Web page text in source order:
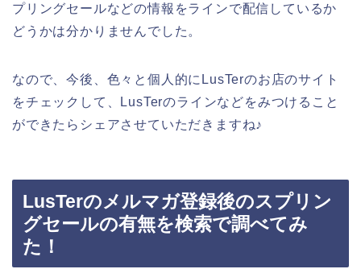
プリングセールなどの情報をラインで配信しているか
どうかは分かりませんでした。
なので、今後、色々と個人的にLusTerのお店のサイト
をチェックして、LusTerのラインなどをみつけること
ができたらシェアさせていただきますね♪
LusTerのメルマガ登録後のスプリン
グセールの有無を検索で調べてみ
た！